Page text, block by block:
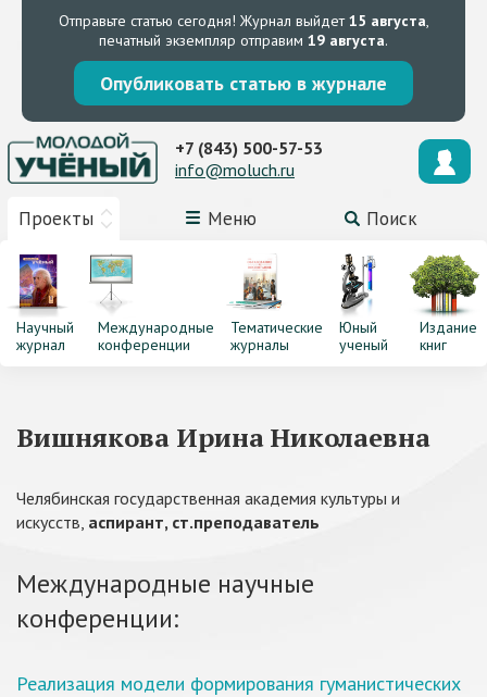
Отправьте статью сегодня! Журнал выйдет15 августа,
печатный экземпляр отправим 19 августа.
Опубликовать статью в журнале
Проекты Меню Поиск
+7 (843) 500-57-53
info@moluch.ru
Научный
журнал
Международные
конференции
Тематические
журналы
Юный
ученый
Издание
книг
Вишнякова Ирина Николаевна
Челябинская государственная академия культуры и
искусств, аспирант, ст.преподаватель
Международные научные
конференции:
Реализация модели формирования гуманистических